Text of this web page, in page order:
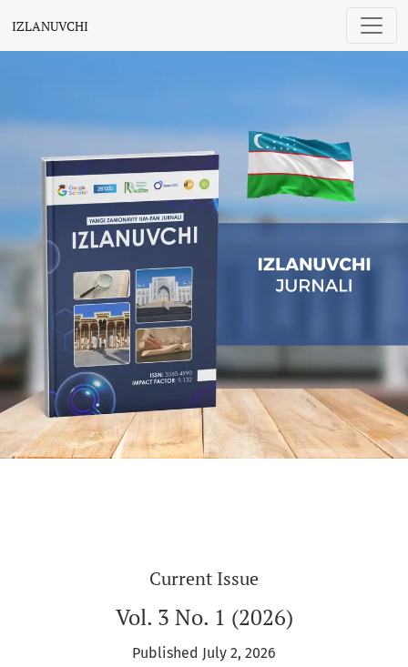
IZLANUVCHI
Current Issue
Vol. 3 No. 1 (2026)
Published July 2, 2026